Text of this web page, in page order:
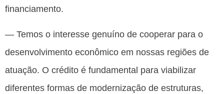
financiamento.
— Temos o interesse genuíno de cooperar para o
desenvolvimento econômico em nossas regiões de
atuação. O crédito é fundamental para viabilizar
diferentes formas de modernização de estruturas,